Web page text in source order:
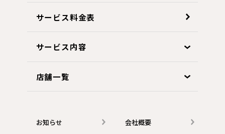
サービス料金表
サービス内容
店舗一覧
お知らせ 会社概要